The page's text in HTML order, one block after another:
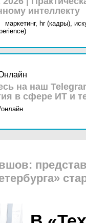
интеллекту
маркетинг, hr (кадры),
на наш
в сфере ИТ и